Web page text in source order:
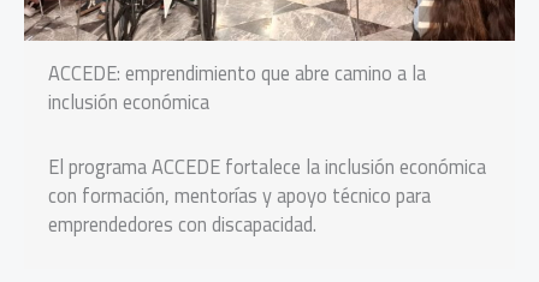
ACCEDE: emprendimiento que abre camino a la
inclusión económica
El programa ACCEDE fortalece la inclusión económica
con formación, mentorías y apoyo técnico para
emprendedores con discapacidad.